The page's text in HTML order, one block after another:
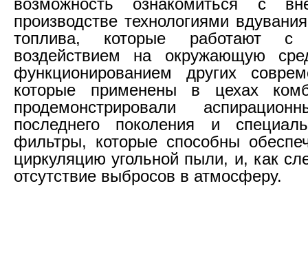
возможность ознакомиться с
производстве технологиями
топлива, которые работают с
воздействием на окружающую
функционированием других
которые применены в цехах
продемонстрировали
последнего поколения и
фильтры, которые способны
циркуляцию угольной пыли, и, как
отсутствие выбросов в атмосферу.